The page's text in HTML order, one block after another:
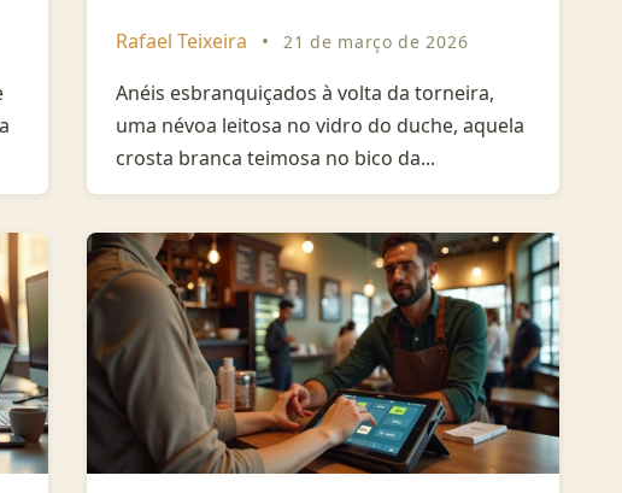
Rafael Teixeira • 21 de março de 2026
Anéis esbranquiçados à volta da torneira,
uma névoa leitosa no vidro do duche, aquela
crosta branca teimosa no bico da...